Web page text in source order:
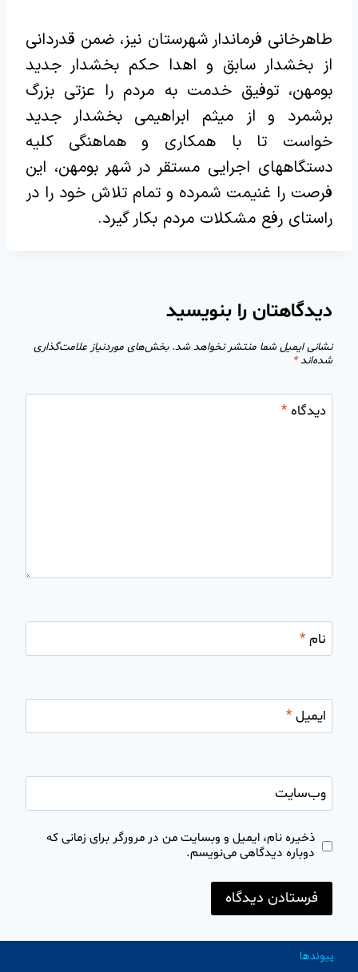
طاهرخانی فرماندار شهرستان نیز، ضمن قدردانی
از بخشدار سابق و اهدا حکم بخشدار جدید
بومهن، توفیق خدمت به مردم را عزتی بزرگ
برشمرد و از میثم ابراهیمی بخشدار جدید
خواست تا با همکاری و هماهنگی کلیه
دستگاههای اجرایی مستقر در شهر بومهن، این
فرصت را غنیمت شمرده و تمام تلاش خود را در
راستای رفع مشکلات مردم بکار گیرد.‌
دیدگاهتان را بنویسید
نشانی ایمیل شما منتشر نخواهد شد. بخش‌های موردنیاز علامت‌گذاری
شده‌اند*
دیدگاه*
نام*
ایمیل*
وب‌سایت
ذخیره نام، ایمیل و وبسایت من در مرورگر برای زمانی که
دوباره دیدگاهی می‌نویسم.
پیوندها